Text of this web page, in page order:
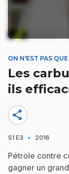
ON N'EST PAS
Les
ils
share
S1 E3 · 2016
Pétrole contre
gagner un